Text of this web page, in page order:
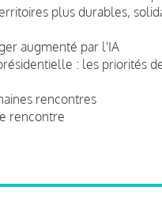
plus durables,
augmenté par l'IA
: les priorités
rencontres
rencontre